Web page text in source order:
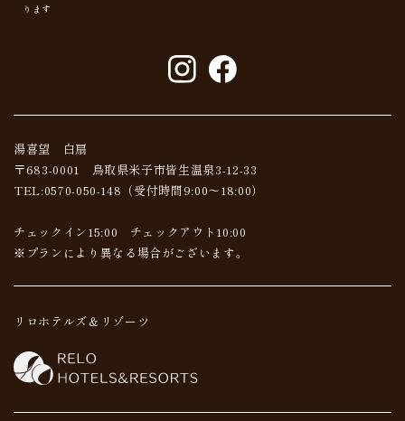
ります
湯喜望 白扇
〒683-0001 鳥取県米子市皆生温泉3-12-33
TEL:0570-050-148 （受付時間9:00～18:00）
チェックイン15:00 チェックアウト10:00
※プランにより異なる場合がございます。
リロホテルズ＆リゾーツ